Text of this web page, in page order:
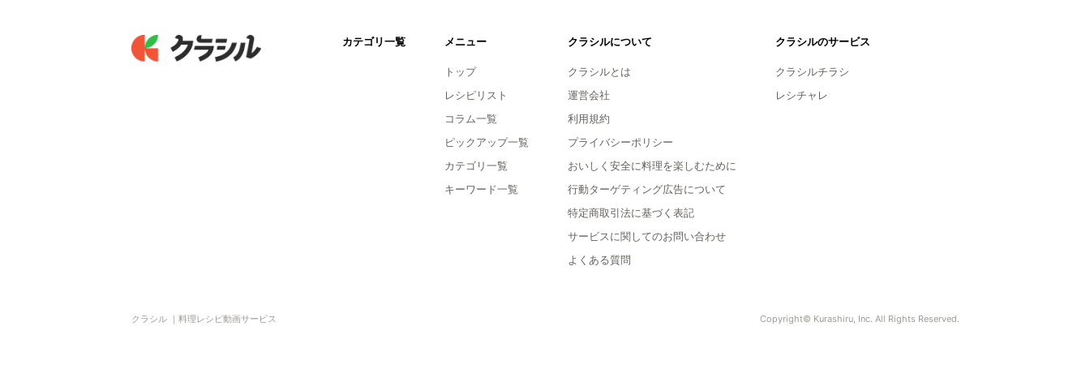
カテゴリ一覧 メニュー
トップ
レシピリスト
コラム一覧
ピックアップ一覧
カテゴリ一覧
キーワード一覧
クラシルについて
クラシルとは
運営会社
利用規約
プライバシーポリシー
おいしく安全に料理を楽しむために
行動ターゲティング広告について
特定商取引法に基づく表記
サービスに関してのお問い合わせ
よくある質問
クラシルのサービス
クラシルチラシ
レシチャレ
クラシル ｜料理レシピ動画サービス Copyright© Kurashiru, Inc. All Rights Reserved.